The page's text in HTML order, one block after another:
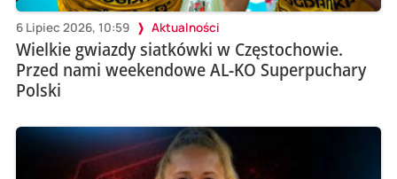
6 Lipiec 2026, 10:59 Aktualności
Wielkie gwiazdy siatkówki w Częstochowie.
Przed nami weekendowe AL-KO Superpuchary
Polski